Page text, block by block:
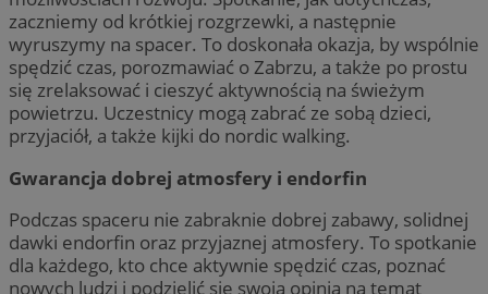
zaczniemy od krótkiej rozgrzewki, a następnie
wyruszymy na spacer. To doskonała okazja, by wspólnie
spędzić czas, porozmawiać o Zabrzu, a także po prostu
się zrelaksować i cieszyć aktywnością na świeżym
powietrzu. Uczestnicy mogą zabrać ze sobą dzieci,
przyjaciół, a także kijki do nordic walking.
Gwarancja dobrej atmosfery i endorfin
Podczas spaceru nie zabraknie dobrej zabawy, solidnej
dawki endorfin oraz przyjaznej atmosfery. To spotkanie
dla każdego, kto chce aktywnie spędzić czas, poznać
nowych ludzi i podzielić się swoją opinią na temat